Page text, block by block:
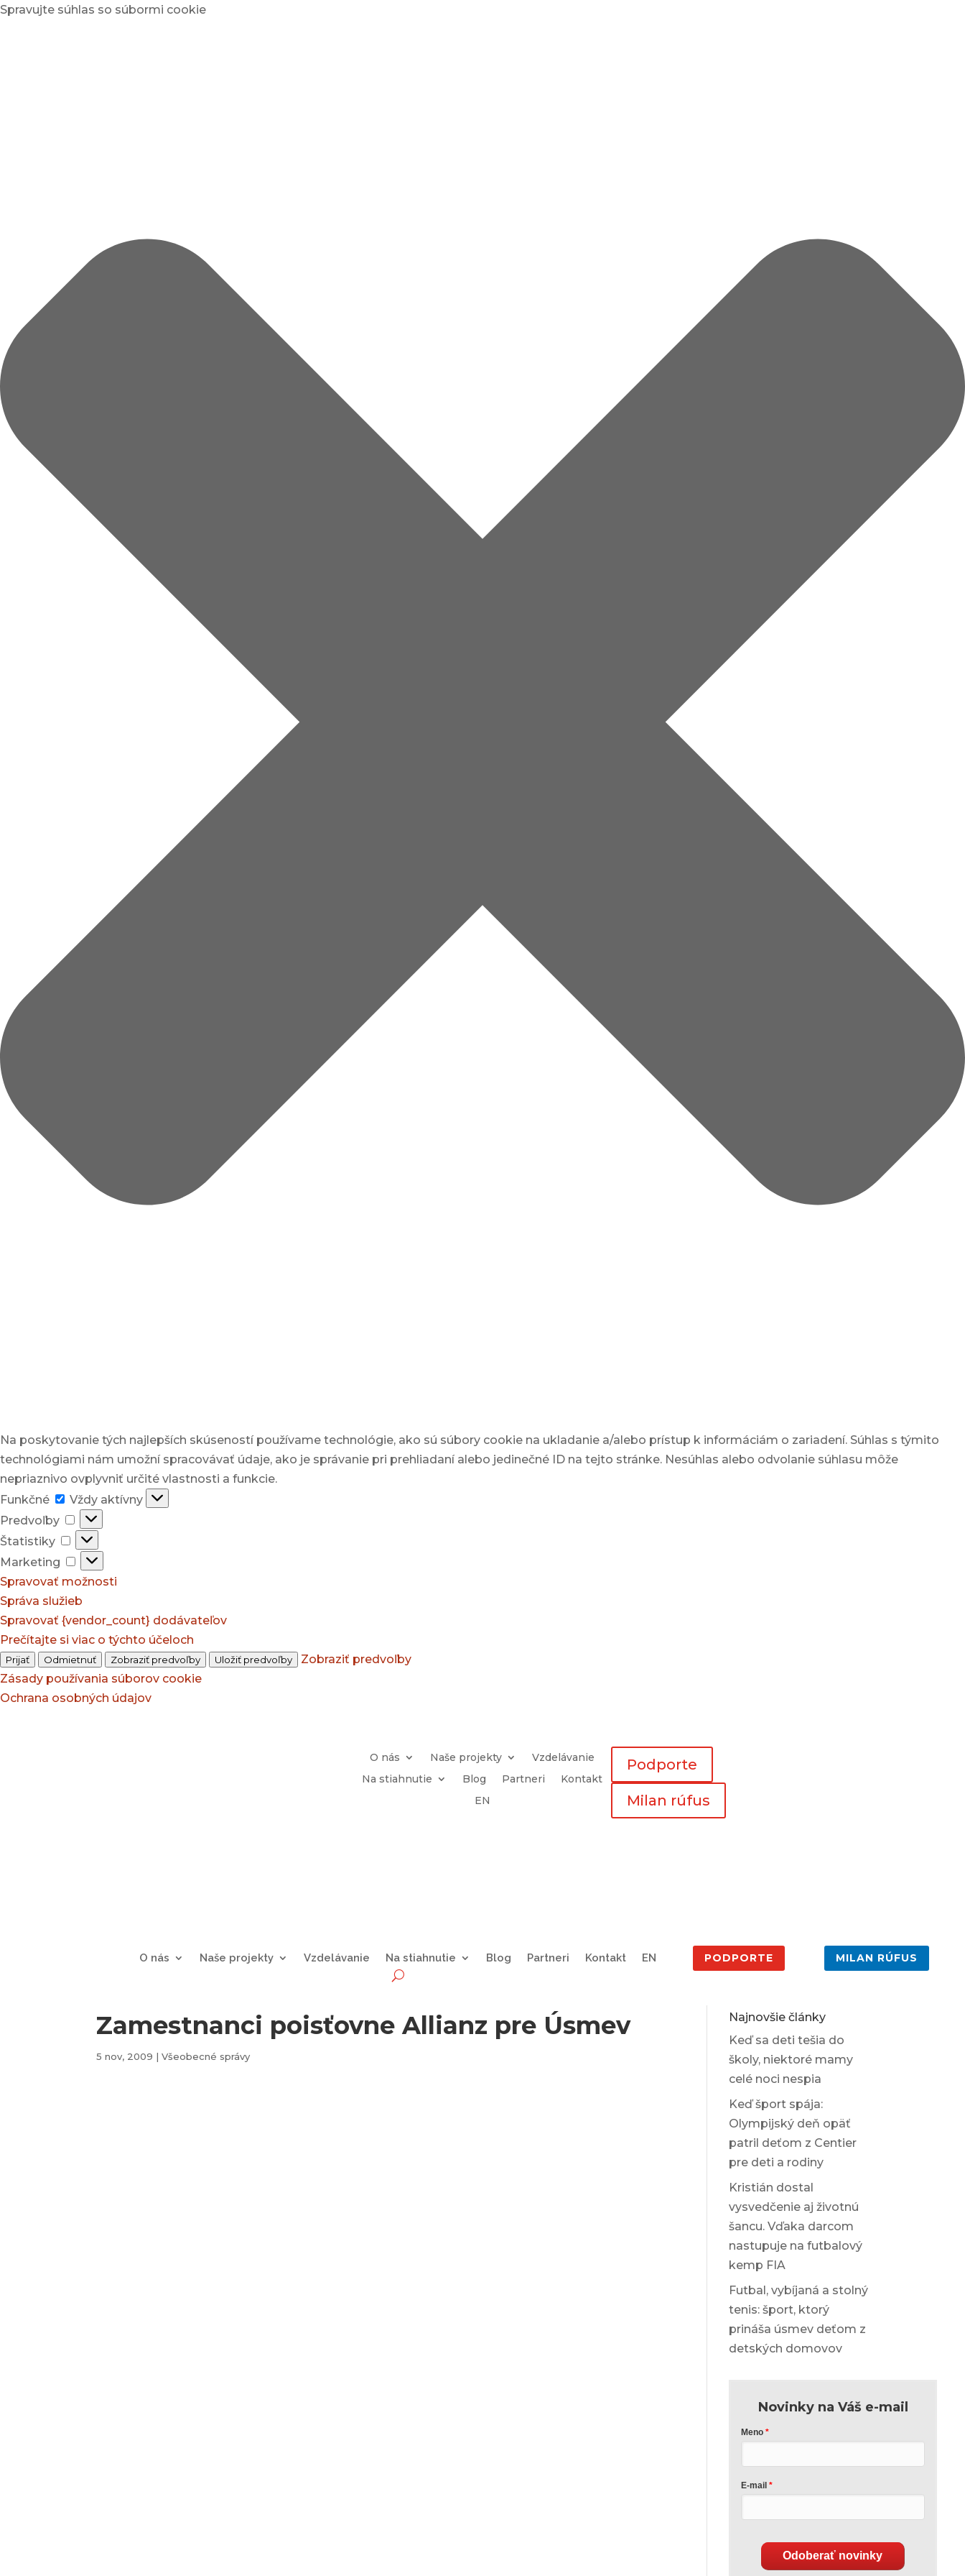
Spravujte súhlas so súbormi cookie
Na poskytovanie tých najlepších skúseností používame technológie, ako sú súbory cookie na ukladanie a/alebo prístup k informáciám o zariadení. Súhlas s týmito
technológiami nám umožní spracovávať údaje, ako je správanie pri prehliadaní alebo jedinečné ID na tejto stránke. Nesúhlas alebo odvolanie súhlasu môže
nepriaznivo ovplyvniť určité vlastnosti a funkcie.
Funkčné
Funkčné
Vždy aktívny
Predvoľby
Predvoľby
Štatistiky
Štatistiky
Marketing
Marketing
Spravovať možnosti
Správa služieb
Spravovať {vendor_count} dodávateľov
Prečítajte si viac o týchto účeloch
Prijať Odmietnuť Zobraziť predvoľby Uložiť predvoľby
Zobraziť predvoľby
Zásady používania súborov cookie
Ochrana osobných údajov
O nás Naše projekty
Vzdelávanie
Na stiahnutie
Blog Partneri
Kontakt
EN
Podporte
Milan rúfus
O nás Naše projekty Vzdelávanie Na stiahnutie Blog Partneri Kontakt EN PODPORTE MILAN RÚFUS
Zamestnanci poisťovne Allianz pre Úsmev
5 nov, 2009 |Všeobecné správy
Najnovšie články
Keď sa deti tešia do
školy, niektoré mamy
celé noci nespia
Keď šport spája:
Olympijský deň opäť
patril deťom z Centier
pre deti a rodiny
Kristián dostal
vysvedčenie aj životnú
šancu. Vďaka darcom
nastupuje na futbalový
kemp FIA
Futbal, vybíjaná a stolný
tenis: šport, ktorý
prináša úsmev deťom z
detských domovov
Novinky na Váš e-mail
Meno
E-mail
Odoberať novinky